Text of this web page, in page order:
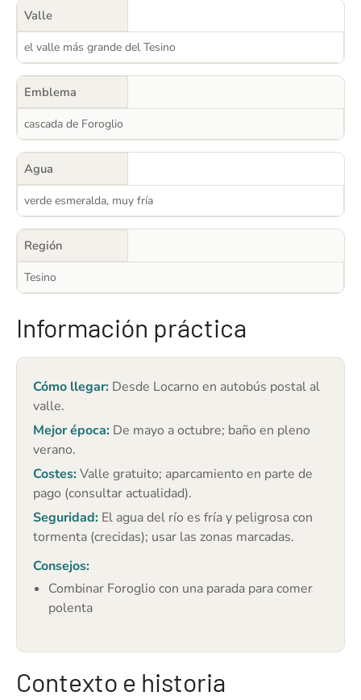
Valle
el valle más grande del Tesino
Emblema
cascada de Foroglio
Agua
verde esmeralda, muy fría
Región
Tesino
Información práctica
Cómo llegar: Desde Locarno en autobús postal al
valle.
Mejor época: De mayo a octubre; baño en pleno
verano.
Costes:Valle gratuito; aparcamiento en parte de
pago (consultar actualidad).
Seguridad: El agua del río es fría y peligrosa con
tormenta (crecidas); usar las zonas marcadas.
Consejos:
Combinar Foroglio con una parada para comer
polenta
Contexto e historia